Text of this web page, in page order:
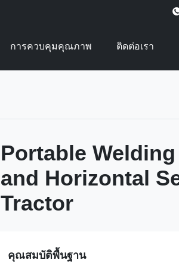
การควบคุมคุณภาพ ติดต่อเรา
Portable
and Horizontal
Tractor
คุณสมบัติพื้นฐาน